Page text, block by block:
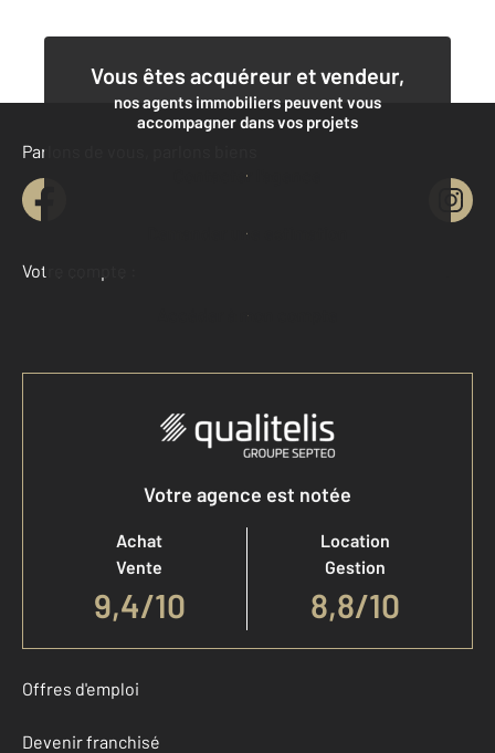
Vous êtes acquéreur et vendeur,
nos agents immobiliers peuvent vous
accompagner dans vos projets
Contacter l'agence
Demander une estimation
Parlons de vous, parlons biens
Votre compte :
Accéder à mon compte
Votre agence est notée
Achat
Vente
9,4/10
Location
Gestion
8,8/10
Offres d'emploi
Devenir franchisé